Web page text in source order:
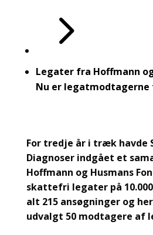
5
Legater fra Hoffmann
Nu er legatmodtagerne
For tredje år i træk havde
Diagnoser indgået et
Hoffmann og Husmans
skattefri legater på
alt 215 ansøgninger og
udvalgt 50 modtagere af